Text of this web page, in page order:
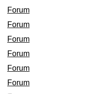
Forum
Forum
Forum
Forum
Forum
Forum